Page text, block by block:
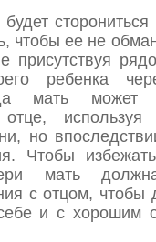
чтобы ее не
присутствуя
ребенка
мать может
используя
но
Чтобы избежать
мать
с отцом, чтобы
и с хорошим